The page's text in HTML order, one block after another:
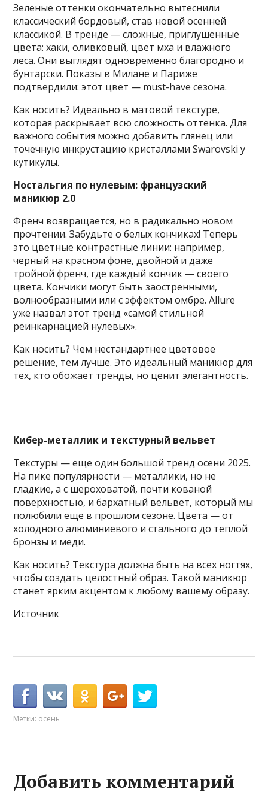
Зеленые оттенки окончательно вытеснили
классический бордовый, став новой осенней
классикой. В тренде — сложные, приглушенные
цвета: хаки, оливковый, цвет мха и влажного
леса. Они выглядят одновременно благородно и
бунтарски. Показы в Милане и Париже
подтвердили: этот цвет — must-have сезона.
Как носить? Идеально в матовой текстуре,
которая раскрывает всю сложность оттенка. Для
важного события можно добавить глянец или
точечную инкрустацию кристаллами Swarovski у
кутикулы.
Ностальгия по нулевым: французский
маникюр 2.0
Френч возвращается, но в радикально новом
прочтении. Забудьте о белых кончиках! Теперь
это цветные контрастные линии: например,
черный на красном фоне, двойной и даже
тройной френч, где каждый кончик — своего
цвета. Кончики могут быть заостренными,
волнообразными или с эффектом омбре. Allure
уже назвал этот тренд «самой стильной
реинкарнацией нулевых».
Как носить? Чем нестандартнее цветовое
решение, тем лучше. Это идеальный маникюр для
тех, кто обожает тренды, но ценит элегантность.
Кибер-металлик и текстурный вельвет
Текстуры — еще один большой тренд осени 2025.
На пике популярности — металлики, но не
гладкие, а с шероховатой, почти кованой
поверхностью, и бархатный вельвет, который мы
полюбили еще в прошлом сезоне. Цвета — от
холодного алюминиевого и стального до теплой
бронзы и меди.
Как носить? Текстура должна быть на всех ногтях,
чтобы создать целостный образ. Такой маникюр
станет ярким акцентом к любому вашему образу.
Источник
Метки: осень
Добавить комментарий